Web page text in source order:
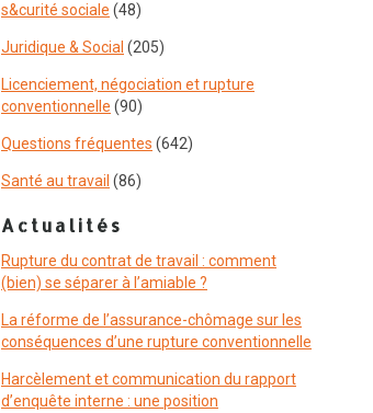
s&curité sociale (48)
Juridique & Social (205)
Licenciement, négociation et rupture
conventionnelle (90)
Questions fréquentes (642)
Santé au travail (86)
Actualités
Rupture du contrat de travail : comment
(bien) se séparer à l’amiable ?
La réforme de l’assurance-chômage sur les
conséquences d’une rupture conventionnelle
Harcèlement et communication du rapport
d’enquête interne : une position